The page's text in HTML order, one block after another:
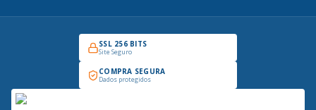
SSL 256 BITS
Site Seguro
COMPRA SEGURA
Dados protegidos